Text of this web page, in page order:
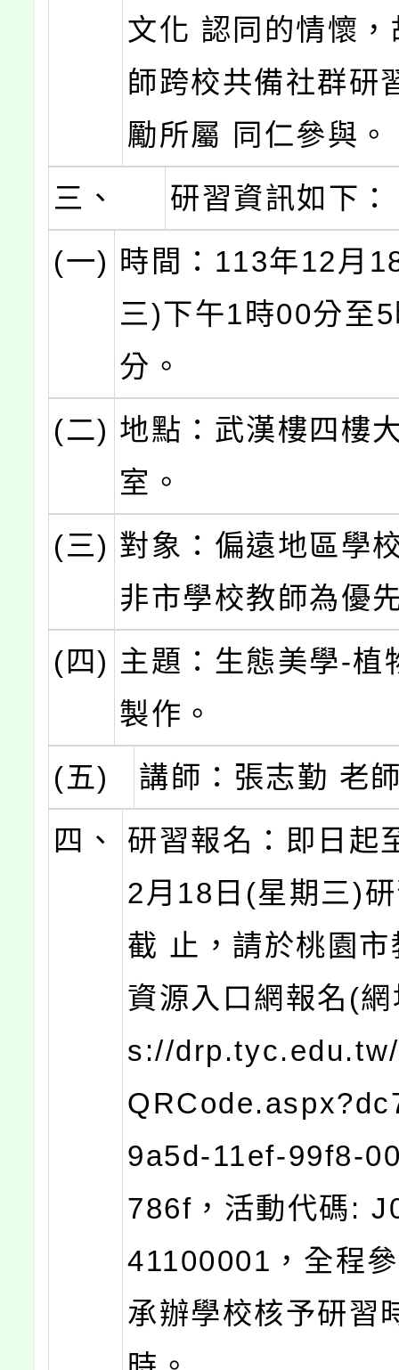
文化 認同的情懷
師跨校共備社群研
勵所屬 同仁參與。
三、
研習資訊如下：
(一) 時間：113年12月
三)下午1時00分至
分。
(二) 地點：武漢樓四樓
室。
(三) 對象：偏遠地區學
非市學校教師為優
(四) 主題：生態美學-植
製作。
(五)
講師：張志勤 老
四、
研習報名：即日起
2月18日(星期三)
截 止，請於桃園
資源入口網報名(
s://
9a5d-11ef-99f8-
786f，活動代碼:
41100001，全程
承辦學校核予研習